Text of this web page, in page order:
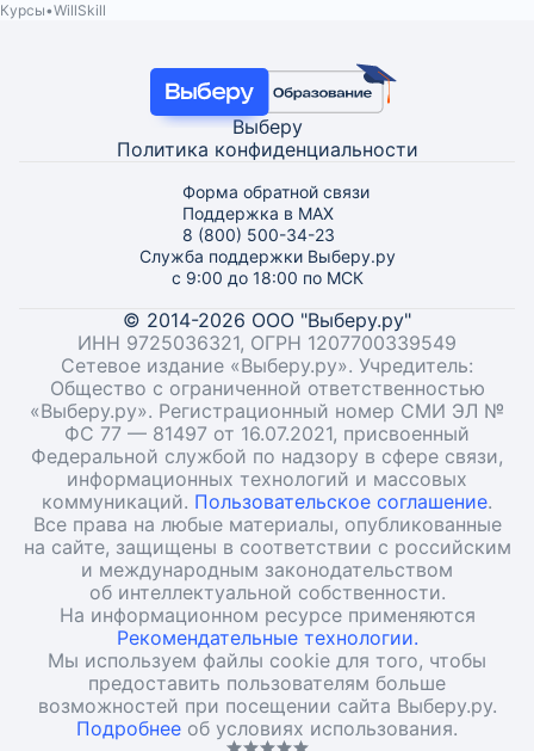
Курсы WillSkill
Выберу
Политика конфиденциальности
Форма обратной связи
Поддержка в MAX
8 (800) 500-34-23
Служба поддержки Выберу.ру
с 9:00 до 18:00 по МСК
© 2014-2026 ООО "Выберу.ру"
ИНН 9725036321, ОГРН 1207700339549
Сетевое издание «Выберу.ру». Учредитель:
Общество с ограниченной ответственностью
«Выберу.ру». Регистрационный номер СМИ ЭЛ №
ФС 77 — 81497 от 16.07.2021, присвоенный
Федеральной службой по надзору в сфере связи,
информационных технологий и массовых
коммуникаций. Пользовательское соглашение.
Все права на любые материалы, опубликованные
на сайте, защищены в соответствии с российским
и международным законодательством
об интеллектуальной собственности.
На информационном ресурсе применяются
Рекомендательные технологии.
Мы используем файлы cookie для того, чтобы
предоставить пользователям больше
возможностей при посещении сайта Выберу.ру.
Подробнее об условиях использования.